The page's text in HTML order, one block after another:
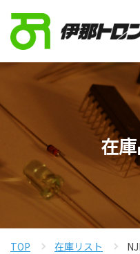
在
TOP 在庫リスト